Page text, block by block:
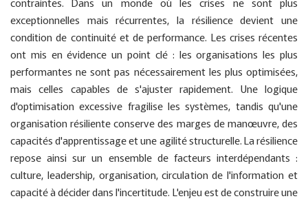
exceptionnelles mais récurrentes, la résilience devient une
condition de continuité et de performance. Les crises récentes
ont mis en évidence un point clé : les organisations les plus
performantes ne sont pas nécessairement les plus optimisées,
mais celles capables de s'ajuster rapidement. Une logique
d'optimisation excessive fragilise les systèmes, tandis qu'une
organisation résiliente conserve des marges de manœuvre, des
capacités d'apprentissage et une agilité structurelle. La résilience
repose ainsi sur un ensemble de facteurs interdépendants :
culture, leadership, organisation, circulation de l'information et
capacité à décider dans l'incertitude. L'enjeu est de construire une